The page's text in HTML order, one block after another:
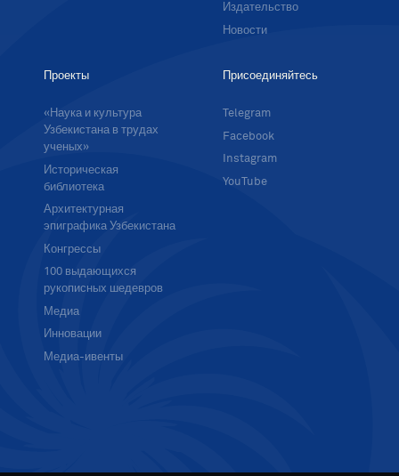
Издательство
Новости
Проекты
«Наука и культура
Узбекистана в трудах
ученых»
Историческая
библиотека
Архитектурная
эпиграфика Узбекистана
Конгрессы
100 выдающихся
рукописных шедевров
Медиа
Инновации
Медиа-ивенты
Присоединяйтесь
Telegram
Facebook
Instagram
YouTube